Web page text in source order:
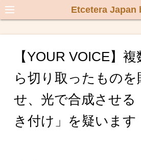
Etcetera Japan
【YOUR VOICE】
ら切り取ったものを
せ、光で合成させる
き付け」を疑います